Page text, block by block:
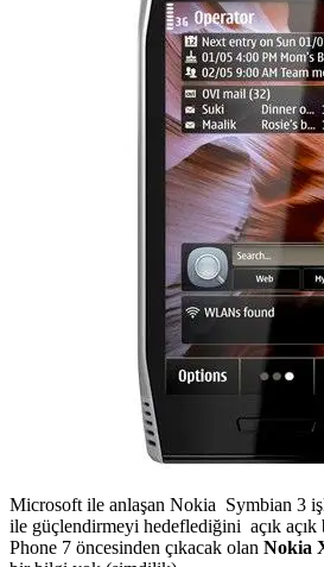
Microsoft ile anlaşan Nokia Symbian 3
ile güçlendirmeyi hedeflediğini açık
Phone 7 öncesinden çıkacak olan Nokia